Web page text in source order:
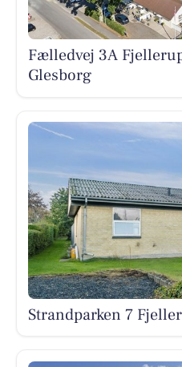
Fælledvej 3A
Glesborg
Strandparken 7